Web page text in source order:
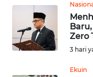
Zero
3 hari
Ekuin
IKLAN